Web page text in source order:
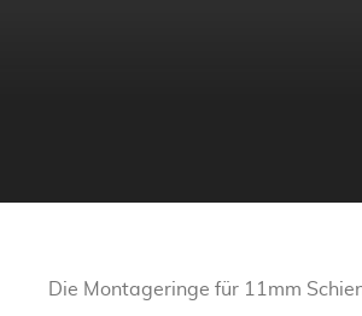
Die Montageringe für 11mm